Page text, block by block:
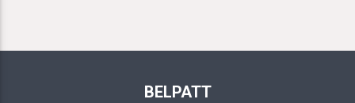
BELPATT